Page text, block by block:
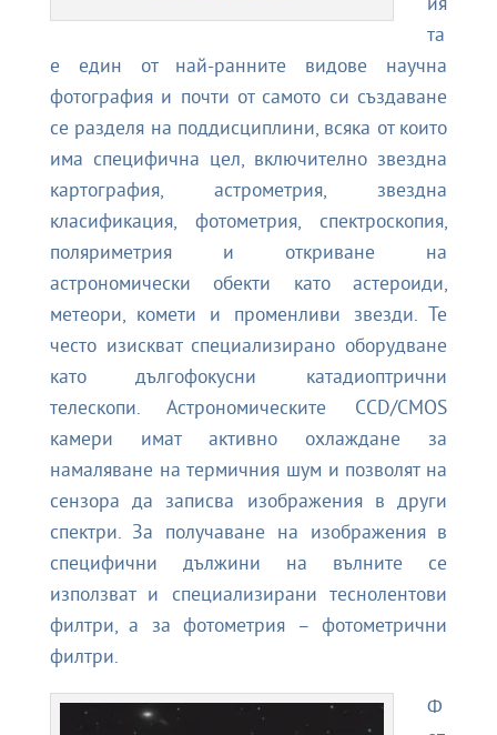
ия
та
е един от най-ранните видове научна
фотография и почти от самото си създаване
се разделя на поддисциплини, всяка от които
има специфична цел, включително звездна
картография, астрометрия, звездна
класификация, фотометрия, спектроскопия,
поляриметрия и откриване на
астрономически обекти като астероиди,
метеори, комети и променливи звезди. Те
често изискват специализирано оборудване
като дългофокусни катадиоптрични
телескопи. Астрономическите CCD/CMOS
камери имат активно охлаждане за
намаляване на термичния шум и позволят на
сензора да записва изображения в други
спектри. За получаване на изображения в
специфични дължини на вълните се
използват и специализирани теснолентови
филтри, а за фотометрия – фотометрични
филтри.
Ф